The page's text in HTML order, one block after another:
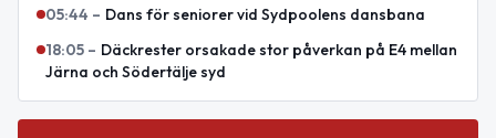
05:44 – Dans för seniorer vid Sydpoolens dansbana
18:05 – Däckrester orsakade stor påverkan på E4 mellan
Järna och Södertälje syd